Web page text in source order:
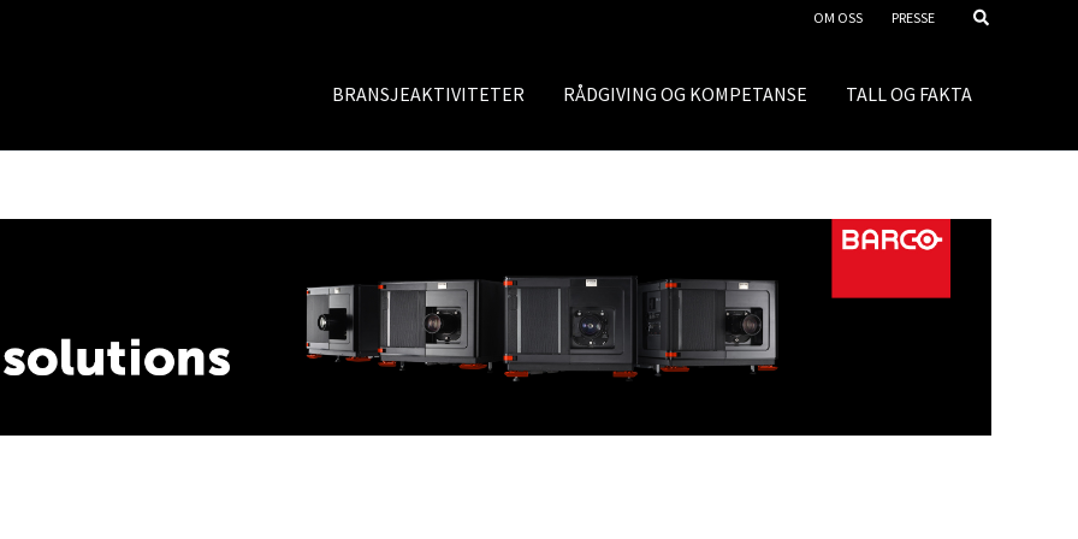
OM OSS PRESSE
BRANSJEAKTIVITETER RÅDGIVING OG KOMPETANSE TALL OG FAKTA